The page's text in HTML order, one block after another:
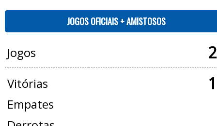
JOGOS OFICIAIS + AMISTOSOS
Jogos
Vitórias
Empates